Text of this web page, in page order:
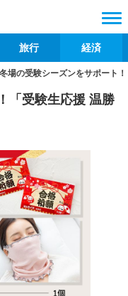
旅行 経済
冬場の受験シーズンをサポート
「受験生応援 温勝